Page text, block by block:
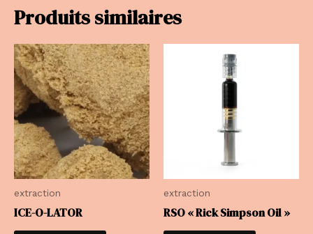
Produits similaires
extraction
ICE-O-LATOR
extraction
RSO « Rick Simpson Oil »